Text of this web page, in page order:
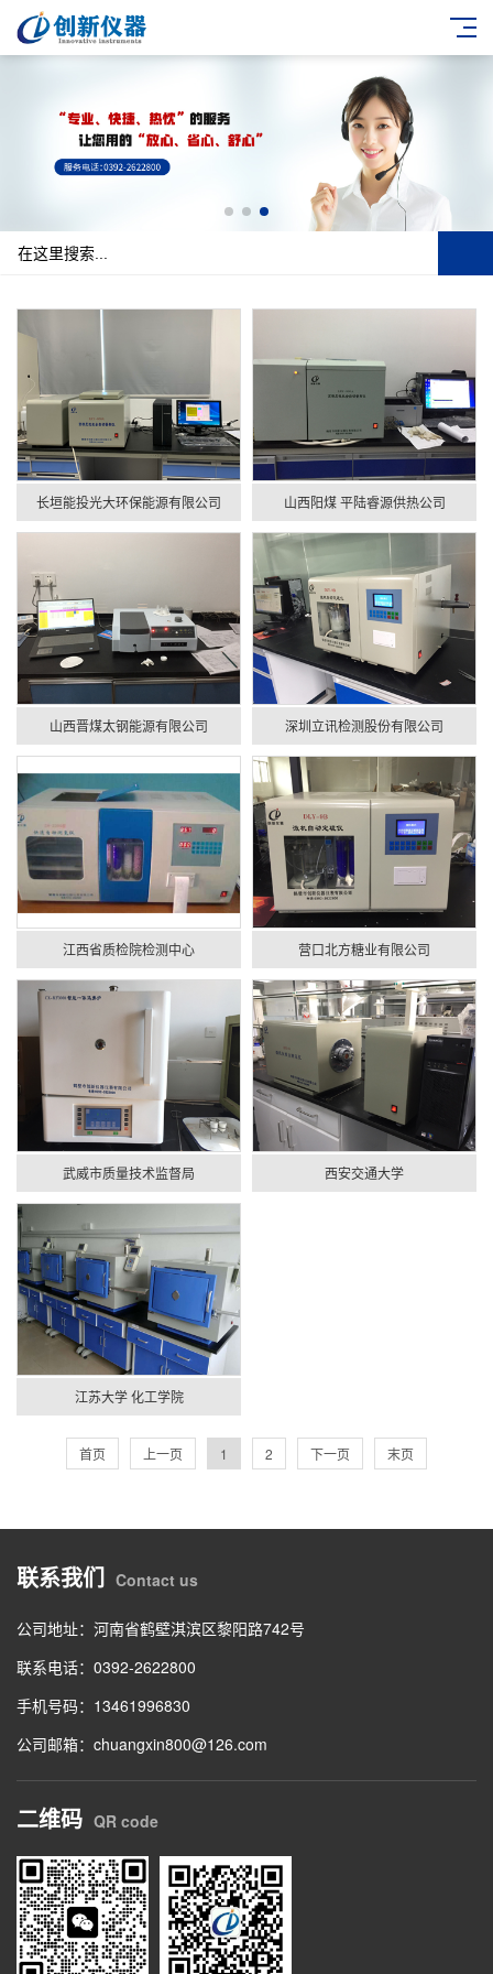
长垣能投光大环保能源有限公司 山西阳煤 平陆睿源供热公司
山西晋煤太钢能源有限公司 深圳立讯检测股份有限公司
江西省质检院检测中心 营口北方糖业有限公司
武威市质量技术监督局 西安交通大学
江苏大学 化工学院
首页 上一页 1 2 下一页 末页
联系我们 Contact us
公司地址：河南省鹤壁淇滨区黎阳路742号
联系电话：0392-2622800
手机号码：13461996830
公司邮箱：chuangxin800@126.com
二维码 QR code